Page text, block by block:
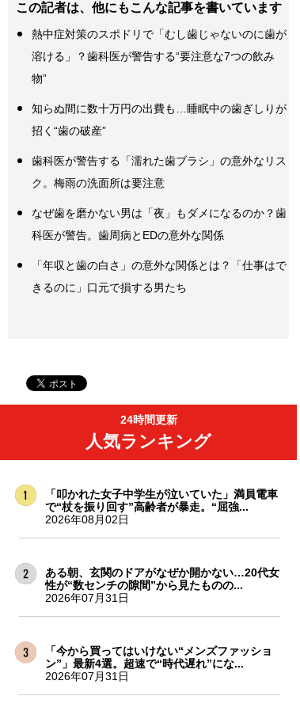
この記者は、他にもこんな記事を書いています
熱中症対策のスポドリで「むし歯じゃないのに歯が
溶ける」？歯科医が警告する“要注意な7つの飲み
物”
知らぬ間に数十万円の出費も…睡眠中の歯ぎしりが
招く“歯の破産”
歯科医が警告する「濡れた歯ブラシ」の意外なリス
ク。梅雨の洗面所は要注意
なぜ歯を磨かない男は「夜」もダメになるのか？歯
科医が警告。歯周病とEDの意外な関係
「年収と歯の白さ」の意外な関係とは？「仕事はで
きるのに」口元で損する男たち
24時間更新
人気ランキング
「叩かれた女子中学生が泣いていた」満員電車
で“杖を振り回す”高齢者が暴走。“屈強...
2026年08月02日
ある朝、玄関のドアがなぜか開かない…20代女
性が“数センチの隙間”から見たものの...
2026年07月31日
「今から買ってはいけない“メンズファッショ
ン”」最新4選。超速で“時代遅れ”にな...
2026年07月31日